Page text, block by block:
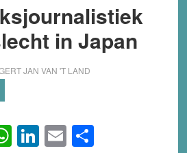
in Japan
JAN VAN 'T LAND
WhatsApp
LinkedIn
EmailShare